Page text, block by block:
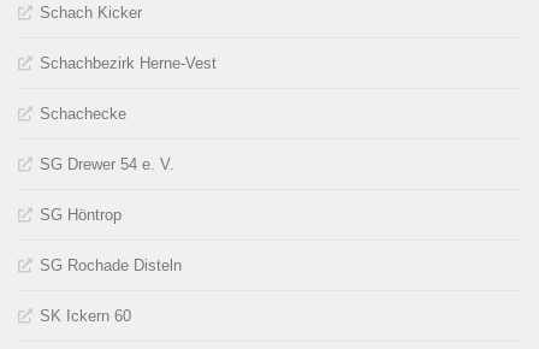
Schach Kicker
Schachbezirk Herne-Vest
Schachecke
SG Drewer 54 e. V.
SG Höntrop
SG Rochade Disteln
SK Ickern 60